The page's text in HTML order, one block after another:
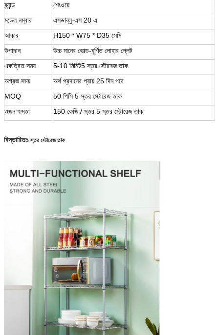
ব্র্যান্ড
শেংওয়ে
মডেল নম্বার
এসডাব্লু-এস 20 এ
আকার
H150 * W75 * D35 সেমি
উপাদান
উচ্চ মানের কোল্ড-ঘূর্ণিত লোহার প্লেট
একত্রিত সময়
5-10 মিনিট5 স্তর স্টোরেজ তাক
অগ্রজ সময়
অর্থ প্রদানের প্রায় 25 দিন পরে
MOQ
50 পিসি 5 স্তর স্টোরেজ তাক
ওজন ক্ষমতা
150 কেজি / স্তর 5 স্তর স্টোরেজ তাক
বিস্তারিত5 স্তর স্টোরেজ তাক: